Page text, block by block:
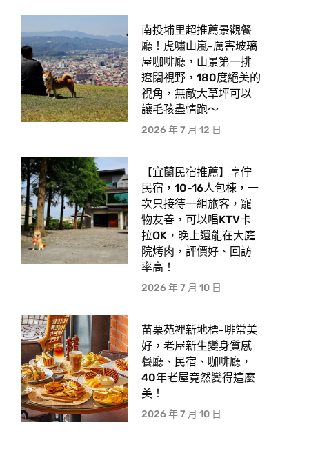
南投埔里超推薦景觀餐
廳！虎嘯山嵐-厲害玻璃
屋咖啡廳，山景第一排
遼闊視野，180度絕美的
視角，無敵大草坪可以
讓毛孩盡情跑〜
2026 年 7 月 12 日
【宜蘭民宿推薦】享佇
民宿，10-16人包棟，一
次只接待一組旅客，寵
物友善，可以唱KTV卡
拉OK，晚上還能在大庭
院烤肉，評價好、回訪
率高！
2026 年 7 月 10 日
苗栗苑裡新地標-啡常美
好，老屋新生變身質感
餐廳、民宿、咖啡廳，
40年老屋竟然變得這麼
美！
2026 年 7 月 10 日